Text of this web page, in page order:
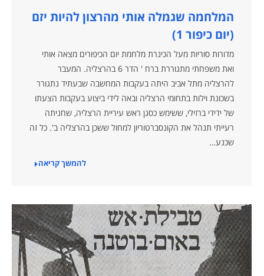
המלחמה שגמלה אותי מהרצון להיות יזם
(יום כיפור 1)
מדורות סוריות מעל הכינרת מלחמת יום הכיפורים מצאה אותי
ואת משפחתי מתגוררת ברח ' הדר 6 בהרצליה. המעבר
להרצליה מתל אביב היתה בעקבות המחשבה שבעתיד נתגורר
בשכונת וילות בתחומי הרצליה ובאה לידי ביצוע בעקבות הצעתו
של ידידי ברזילי, ששימש כסגן ראש עיריית הרצליה, שחניתה
רעייתי תנהל את הקונסברטוריון למחול ששכן בהרצליה ב'. כל זה
שכנע…
להמשך קריאה